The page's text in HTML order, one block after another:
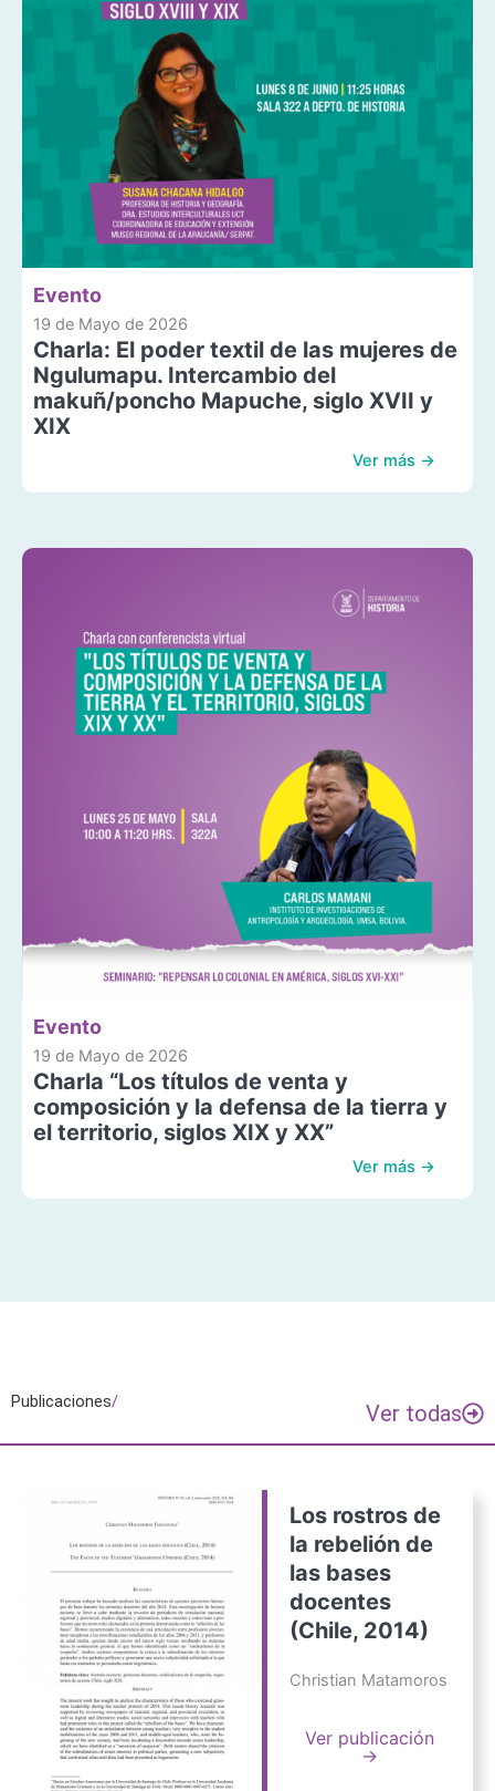
Evento
19 de Mayo de 2026
Charla: El poder textil de las mujeres de
Ngulumapu. Intercambio del
makuñ/poncho Mapuche, siglo XVII y
XIX
Ver más →
Evento
19 de Mayo de 2026
Charla “Los títulos de venta y
composición y la defensa de la tierra y
el territorio, siglos XIX y XX”
Ver más →
Publicaciones/ Ver todas
Los rostros de
la rebelión de
las bases
docentes
(Chile, 2014)
Christian Matamoros
Ver publicación
→